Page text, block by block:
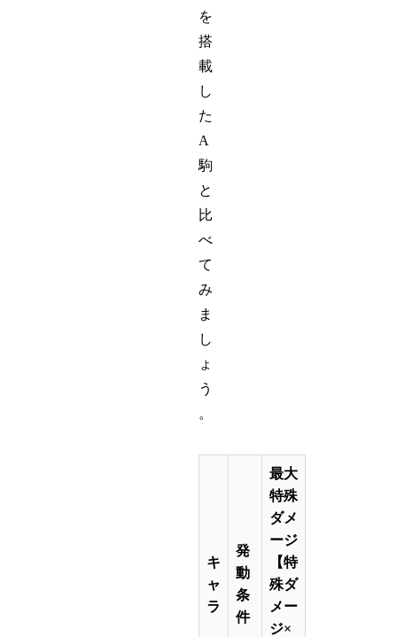
を
搭
載
し
た
A
駒
と
比
べ
て
み
ま
し
ょ
う
。
キ
ャ
ラ
発
動
条
件
最大
特殊
ダメ
ージ
【特
殊ダ
メー
ジ×